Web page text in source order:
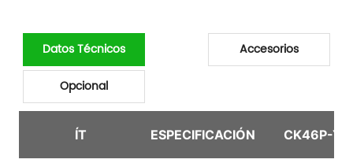
Datos Técnicos Accesorios
Opcional